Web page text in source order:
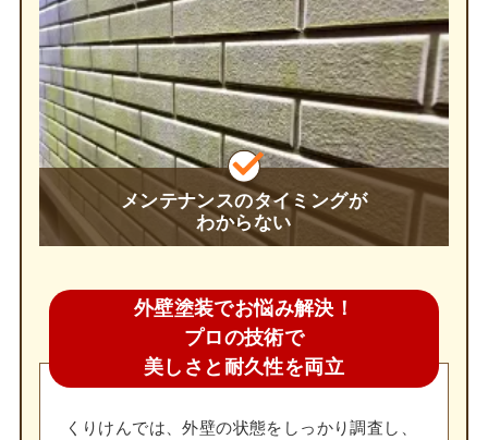
メンテナンスのタイミングが
わからない
外壁塗装でお悩み解決！
プロの技術で
美しさと耐久性を両立
くりけんでは、外壁の状態をしっかり調査し、